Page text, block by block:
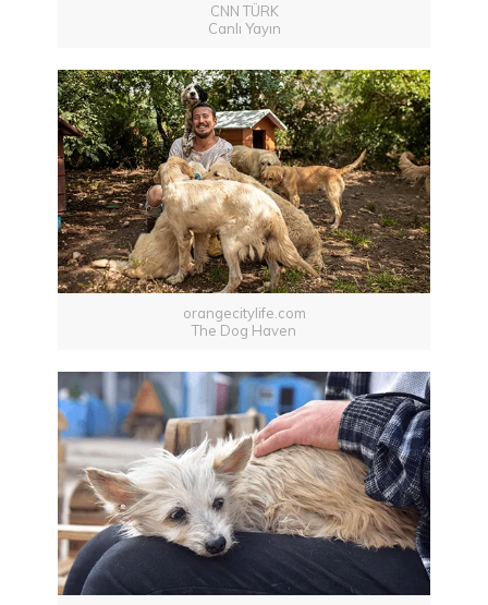
CNN TÜRK
Canlı Yayın
orangecitylife.com
The Dog Haven